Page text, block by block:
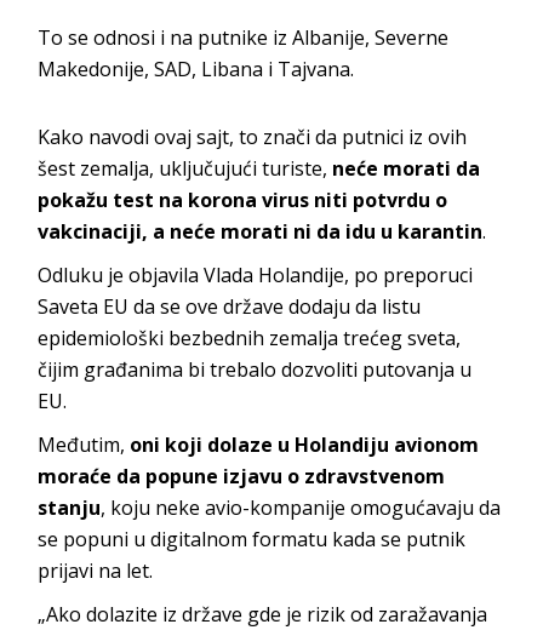
To se odnosi i na putnike iz Albanije, Severne
Makedonije, SAD, Libana i Tajvana.
Kako navodi ovaj sajt, to znači da putnici iz ovih
šest zemalja, uključujući turiste, neće morati da
pokažu test na korona virus niti potvrdu o
vakcinaciji, a neće morati ni da idu u karantin.
Odluku je objavila Vlada Holandije, po preporuci
Saveta EU da se ove države dodaju da listu
epidemiološki bezbednih zemalja trećeg sveta,
čijim građanima bi trebalo dozvoliti putovanja u
EU.
Međutim, oni koji dolaze u Holandiju avionom
moraće da popune izjavu o zdravstvenom
stanju, koju neke avio-kompanije omogućavaju da
se popuni u digitalnom formatu kada se putnik
prijavi na let.
„Ako dolazite iz države gde je rizik od zaražavanja